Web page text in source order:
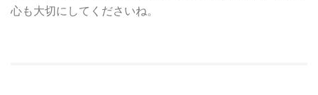
心も大切にしてくださいね。